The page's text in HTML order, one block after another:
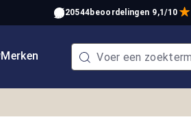
20544beoordelingen 9,1/10
Merken